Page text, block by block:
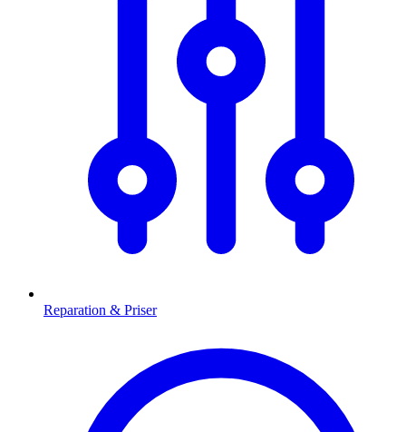
Reparation & Priser